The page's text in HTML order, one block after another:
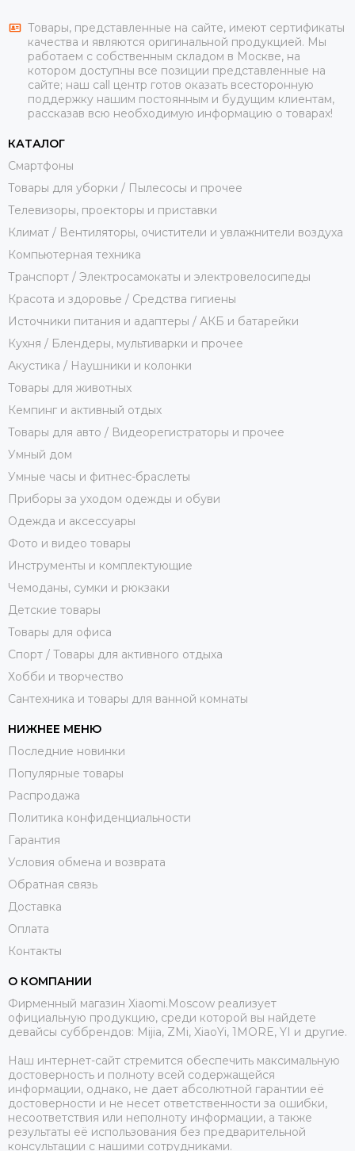
Товары, представленные на сайте, имеют сертификаты
качества и являются оригинальной продукцией. Мы
работаем с собственным складом в Москве, на
котором доступны все позиции представленные на
сайте; наш call центр готов оказать всесторонную
поддержку нашим постоянным и будущим клиентам,
рассказав всю необходимую информацию о товарах!
КАТАЛОГ
Смартфоны
Товары для уборки / Пылесосы и прочее
Телевизоры, проекторы и приставки
Климат / Вентиляторы, очистители и увлажнители воздуха
Компьютерная техника
Транспорт / Электросамокаты и электровелосипеды
Красота и здоровье / Средства гигиены
Источники питания и адаптеры / АКБ и батарейки
Кухня / Блендеры, мультиварки и прочее
Акустика / Наушники и колонки
Товары для животных
Кемпинг и активный отдых
Товары для авто / Видеорегистраторы и прочее
Умный дом
Умные часы и фитнес-браслеты
Приборы за уходом одежды и обуви
Одежда и аксессуары
Фото и видео товары
Инструменты и комплектующие
Чемоданы, сумки и рюкзаки
Детские товары
Товары для офиса
Спорт / Товары для активного отдыха
Хобби и творчество
Сантехника и товары для ванной комнаты
НИЖНЕЕ МЕНЮ
Последние новинки
Популярные товары
Распродажа
Политика конфиденциальности
Гарантия
Условия обмена и возврата
Обратная связь
Доставка
Оплата
Контакты
О КОМПАНИИ
Фирменный магазин Xiaomi.Moscow реализует
официальную продукцию, среди которой вы найдете
девайсы суббрендов: Mijia, ZMi, XiaoYi, 1MORE, YI и другие.
Наш интернет-сайт стремится обеспечить максимальную
достоверность и полноту всей содержащейся
информации, однако, не дает абсолютной гарантии её
достоверности и не несет ответственности за ошибки,
несоответствия или неполноту информации, а также
результаты её использования без предварительной
консультации с нашими сотрудниками.